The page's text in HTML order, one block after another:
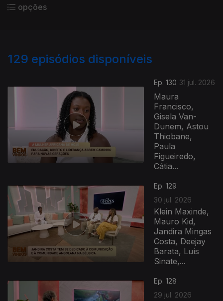
opções
129 episódios disponíveis
Ep. 130 31 jul. 2026
Maura
Francisco,
Gisela Van-
Dunem, Astou
Thiobane,
Paula
Figueiredo,
Cátia...
Ep. 129
30 jul. 2026
Klein Maxinde,
Mauro Kid,
Jandira Mingas
Costa, Deejay
Barata, Luís
Sinate,...
Ep. 128
29 jul. 2026